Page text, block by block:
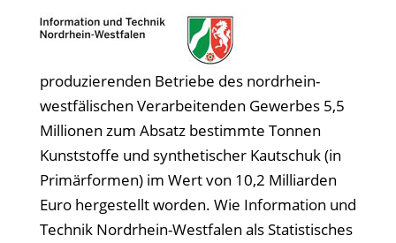
produzierenden Betriebe des nordrhein-
westfälischen Verarbeitenden Gewerbes 5,5
Millionen zum Absatz bestimmte Tonnen
Kunststoffe und synthetischer Kautschuk (in
Primärformen) im Wert von 10,2 Milliarden
Euro hergestellt worden. Wie Information und
Technik Nordrhein-Westfalen als Statistisches